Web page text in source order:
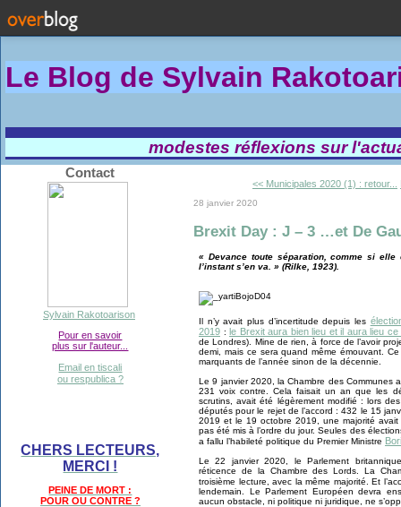
Le Blog de Sylvain Rakotoa
modestes réflexions sur
Contact
Sylvain Rakotoarison
Pour en savoir
plus sur l'auteur...
Email en tiscali
ou respublica ?
CHERS LECTEURS,
MERCI !
PEINE DE MORT :
POUR OU CONTRE ?
<< Municipales 2020 (1) : retour...
28 janvier 2020
Brexit Day : J – 3 …et De
« Devance toute séparation, comme si
l’instant s’en va. » (Rilke, 1923).
Il n’y avait plus d’incertitude depuis les
2019 : le Brexit aura bien lieu et il aura lieu
de Londres). Mine de rien, à force de l’avoir
demi, mais ce sera quand même émouvant.
marquants de l’année sinon de la décennie.
Le 9 janvier 2020, la Chambre des Communes
231 voix contre. Cela faisait un an que les
scrutins, avait été légèrement modifié : lors
députés pour le rejet de l’accord : 432 le 15
2019 et le 19 octobre 2019, une majorité
pas été mis à l’ordre du jour. Seules des
a fallu l’habileté politique du Premier Ministre
Le 22 janvier 2020, le Parlement
réticence de la Chambre des Lords. La
troisième lecture, avec la même majorité. Et
lendemain. Le Parlement Européen devra
aucun obstacle, ni politique ni juridique, ne